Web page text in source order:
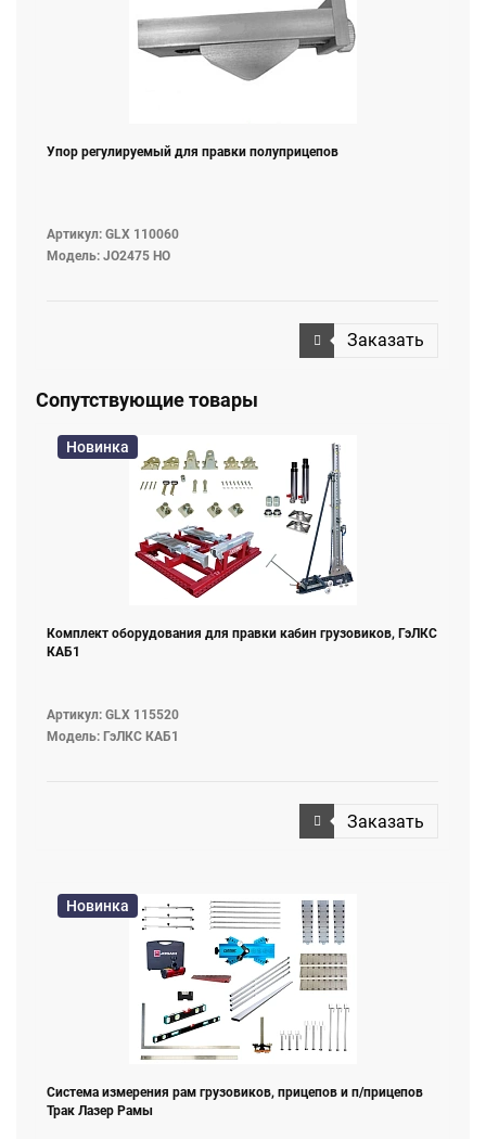
Упор регулируемый для правки полуприцепов
Артикул: GLX 110060
Модель: JO2475 НО
Заказать
Сопутствующие товары
Новинка
Комплект оборудования для правки кабин грузовиков, ГэЛКС
КАБ1
Артикул: GLX 115520
Модель: ГэЛКС КАБ1
Заказать
Новинка
Система измерения рам грузовиков, прицепов и п/прицепов
Трак Лазер Рамы